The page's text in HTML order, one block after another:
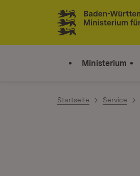
Zum Inhalt springen
Link zur Startseite
Ministerium
Startseite Service